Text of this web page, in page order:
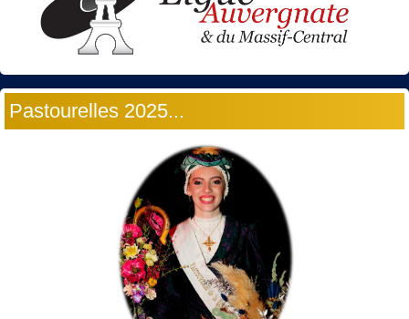
Pastourelles 2025...